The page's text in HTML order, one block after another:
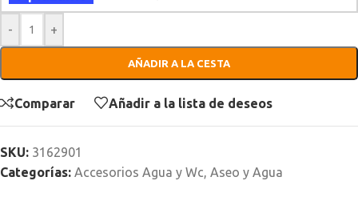
- +
AÑADIR A LA CESTA
Comparar Añadir a la lista de deseos
SKU: 3162901
Categorías: Accesorios Agua y Wc, Aseo y Agua